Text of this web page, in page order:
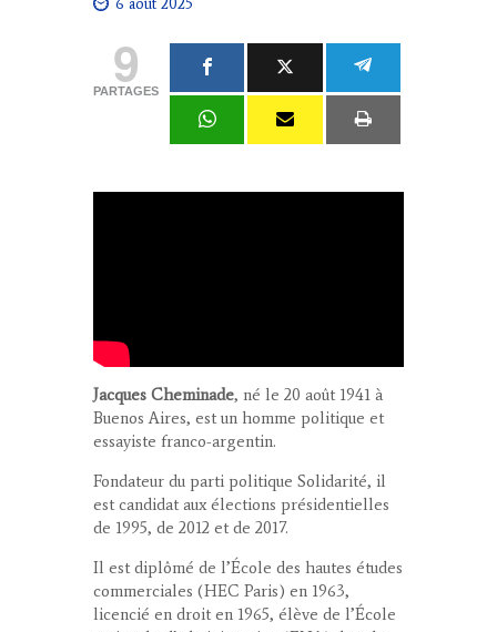
6 août 2025
9
PARTAGES
Jacques Cheminade, né le 20 août 1941 à
Buenos Aires, est un homme politique et
essayiste franco-argentin.
Fondateur du parti politique Solidarité, il
est candidat aux élections présidentielles
de 1995, de 2012 et de 2017.
Il est diplômé de l’École des hautes études
commerciales (HEC Paris) en 1963,
licencié en droit en 1965, élève de l’École